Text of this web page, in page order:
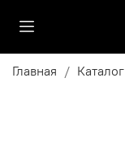
Главная Каталог